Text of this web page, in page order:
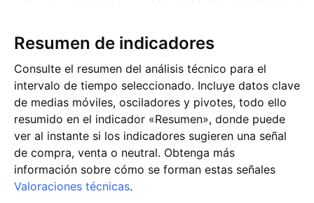
Resumen de indicadores
Consulte el resumen del análisis técnico para el
intervalo de tiempo seleccionado. Incluye datos clave
de medias móviles, osciladores y pivotes, todo ello
resumido en el indicador «Resumen», donde puede
ver al instante si los indicadores sugieren una señal
de compra, venta o neutral. Obtenga más
información sobre cómo se forman estas señales
Valoraciones técnicas.